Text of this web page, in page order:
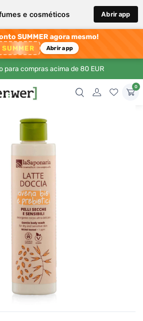
e cosméticos Abrir app
SUMMER agora mesmo!
SUMMER Abrir app
para compras acima de 80 EUR
0